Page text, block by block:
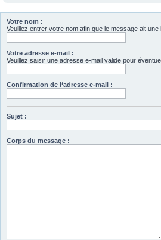
Votre nom :
Veuillez entrer votre nom afin que le message ait une
Votre adresse e-mail :
Veuillez saisir une adresse e-mail valide pour
Confirmation de l‘adresse e-mail :
Sujet :
Corps du message :